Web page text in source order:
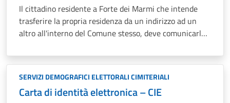
Il cittadino residente a Forte dei Marmi che intende
trasferire la propria residenza da un indirizzo ad un
altro all'interno del Comune stesso, deve comunicarlo
variazione.
SERVIZI DEMOGRAFICI ELETTORALI CIMITERIALI
Carta di identità elettronica – CIE